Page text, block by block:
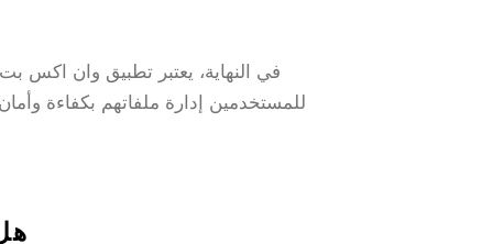
في النهاية، يعتبر تطبيق وان اكس
للمستخدمين إدارة ملفاتهم بكفاءة